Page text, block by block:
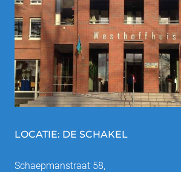
LOCATIE: DE SCHAKEL
Schaepmanstraat 58,